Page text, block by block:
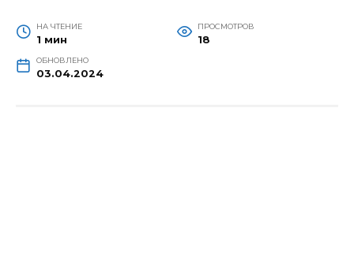
НА ЧТЕНИЕ
1 мин
ПРОСМОТРОВ
18
ОБНОВЛЕНО
03.04.2024